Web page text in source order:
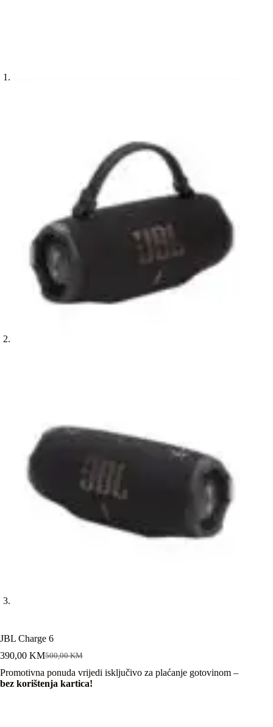
JBL Charge 6
500,00KM
Original
price
was:
390,00 KMCurrent
price
is:
Promotivna ponuda vrijedi isključivo za plaćanje gotovinom –
bez korištenja kartica!